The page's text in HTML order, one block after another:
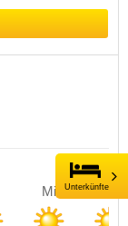
Mi Do
Unterkünfte